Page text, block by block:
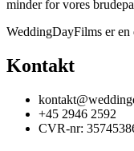
minder for vores
WeddingDayFilms er
Kontakt
+45 2946 2592
CVR-nr: